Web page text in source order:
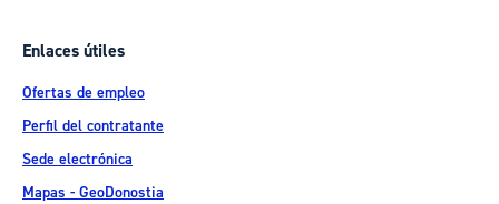
Enlaces útiles
Ofertas de empleo
Perfil del contratante
Sede electrónica
Mapas - GeoDonostia